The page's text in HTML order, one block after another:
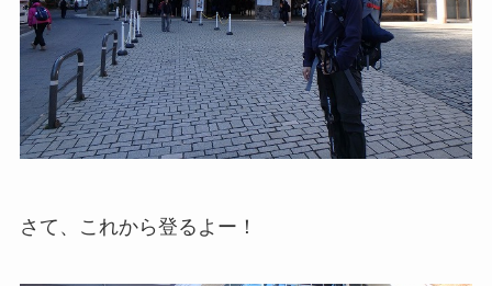
さて、これから登るよー！